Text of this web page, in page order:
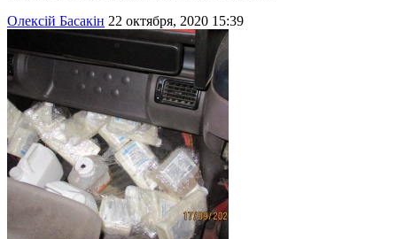
Олексій Басакін 22 октября, 2020 15:39